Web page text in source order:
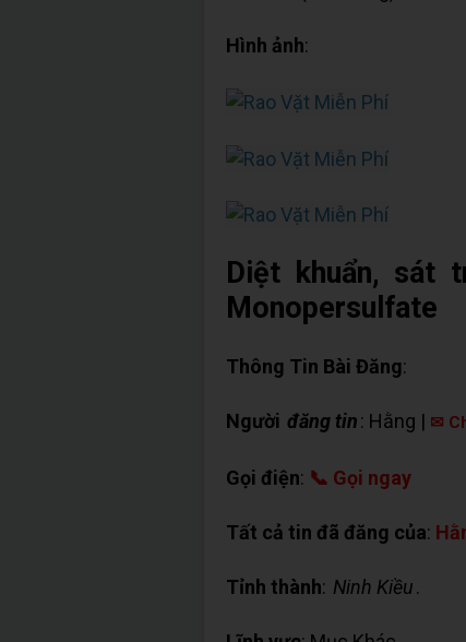
Hình ảnh:
Diệt khuẩn, sát
Monopersulfate
Thông Tin Bài Đăng:
Người đăng tin: Hằng | ✉
Gọi điện: 📞 Gọi ngay
Tất cả tin đã đăng của:
Tỉnh thành: Ninh Kiều.